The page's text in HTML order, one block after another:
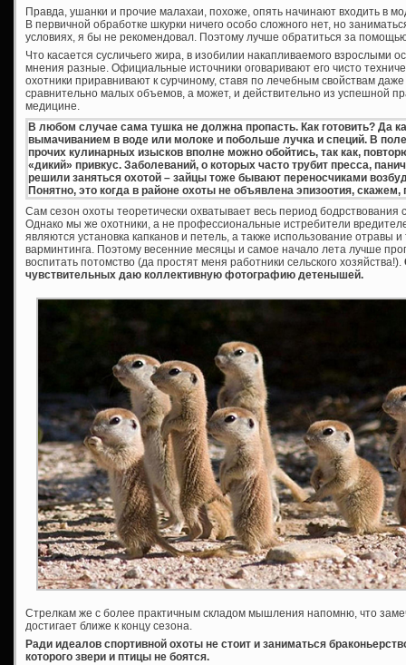
Правда, ушанки и прочие малахаи, похоже, опять начинают входить в
В первичной обработке шкурки ничего особо сложного нет, но
условиях, я бы не рекомендовал. Поэтому лучше обратиться за
Что касается сусличьего жира, в изобилии накапливаемого взрослыми
мнения разные. Официальные источники оговаривают его чисто
охотники приравнивают к сурчиному, ставя по лечебным свойствам
сравнительно малых объемов, а может, и действительно из успешной
медицине.
В любом случае сама тушка не должна пропасть. Как готовить? Да
вымачиванием в воде или молоке и побольше лучка и специй. В
прочих кулинарных изысков вполне можно обойтись, так как,
«дикий» привкус. Заболеваний, о которых часто трубит пресса,
решили заняться охотой – зайцы тоже бывают переносчиками
Понятно, это когда в районе охоты не объявлена эпизоотия, скажем,
Сам сезон охоты теоретически охватывает весь период бодрствования
Однако мы же охотники, а не профессиональные истребители
являются установка капканов и петель, а также использование отравы
варминтинга. Поэтому весенние месяцы и самое начало лета лучше
воспитать потомство (да простят меня работники сельского хозяйства!).
чувствительных даю коллективную фотографию детенышей.
Стрелкам же с более практичным складом мышления напомню, что
достигает ближе к концу сезона.
Ради идеалов спортивной охоты не стоит и заниматься
которого звери и птицы не боятся.